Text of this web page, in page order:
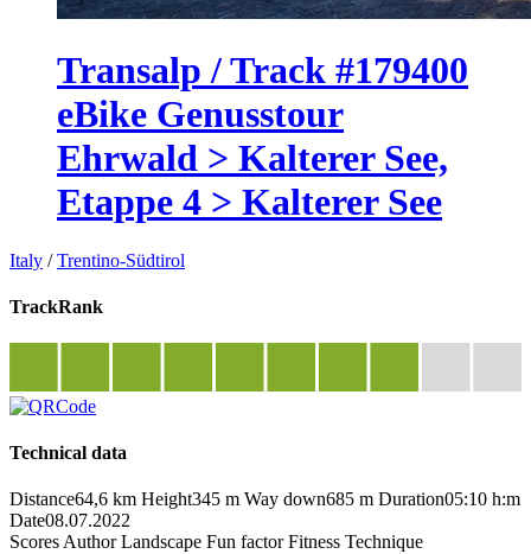
Transalp / Track #179400
eBike Genusstour
Ehrwald > Kalterer See,
Etappe 4 > Kalterer See
Italy /Trentino-Südtirol
TrackRank
Technical data
Distance64,6 km Height345 m Way down685 m Duration05:10 h:m
Date08.07.2022
Scores Author Landscape Fun factor Fitness Technique